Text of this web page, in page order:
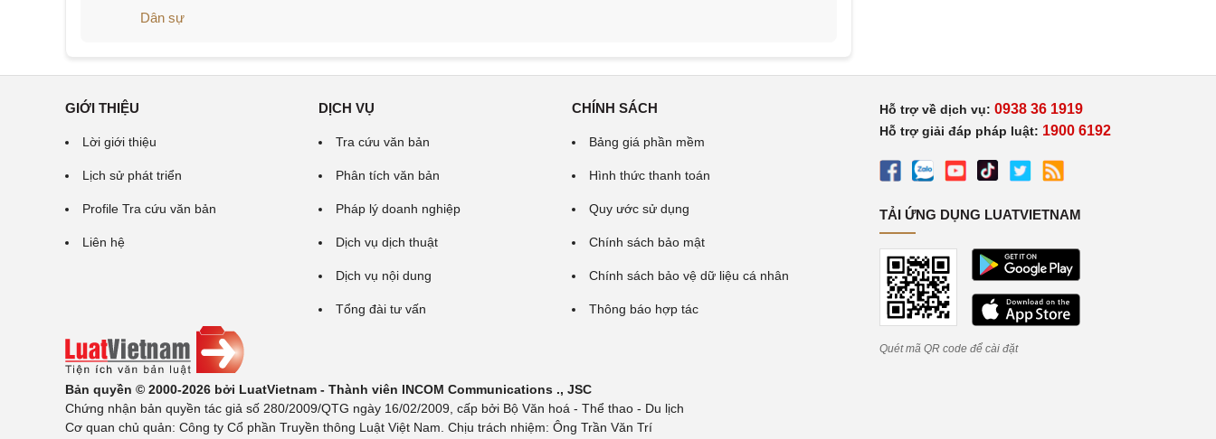
Dân sự
GIỚI THIỆU
Lời giới thiệu
Lịch sử phát triển
Profile Tra cứu văn bản
Liên hệ
DỊCH VỤ
Tra cứu văn bản
Phân tích văn bản
Pháp lý doanh nghiệp
Dịch vụ dịch thuật
Dịch vụ nội dung
Tổng đài tư vấn
CHÍNH SÁCH
Bảng giá phần mềm
Hình thức thanh toán
Quy ước sử dụng
Chính sách bảo mật
Chính sách bảo vệ dữ liệu cá nhân
Thông báo hợp tác
Bản quyền © 2000-2026 bởi LuatVietnam - Thành viên INCOM Communications ., JSC
Chứng nhận bản quyền tác giả số 280/2009/QTG ngày 16/02/2009, cấp bởi Bộ Văn hoá - Thể thao - Du lịch
Cơ quan chủ quản: Công ty Cổ phần Truyền thông Luật Việt Nam. Chịu trách nhiệm: Ông Trần Văn Trí
Hỗ trợ về dịch vụ: 0938 36 1919
Hỗ trợ giải đáp pháp luật: 1900 6192
TẢI ỨNG DỤNG LUATVIETNAM
Quét mã QR code để cài đặt